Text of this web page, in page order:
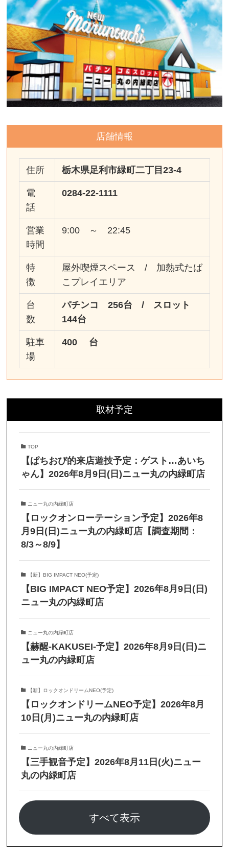
店舗情報
住所 栃木県足利市緑町二丁目23-4
電
話
0284-22-1111
営業
時間
9:00 ～ 22:45
特
徴
屋外喫煙スペース / 加熱式たば
こプレイエリア
台
数
パチンコ 256台 / スロット
144台
駐車
場
400 台
取材予定
TOP
【ぱちおび的来店遊技予定：ゲスト…あいち
ゃん】2026年8月9日(日)ニュー丸の内緑町店
ニュー丸の内緑町店
【ロックオンローテーション予定】2026年8
月9日(日)ニュー丸の内緑町店【調査期間：
8/3～8/9】
【新】BIG IMPACT NEO(予定)
【BIG IMPACT NEO予定】2026年8月9日(日)
ニュー丸の内緑町店
ニュー丸の内緑町店
【赫醒-KAKUSEI-予定】2026年8月9日(日)ニ
ュー丸の内緑町店
【新】ロックオンドリームNEO(予定)
【ロックオンドリームNEO予定】2026年8月
10日(月)ニュー丸の内緑町店
ニュー丸の内緑町店
【三手観音予定】2026年8月11日(火)ニュー
丸の内緑町店
すべて表示